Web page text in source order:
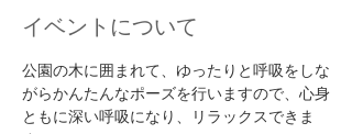
イベントについて
公園の木に囲まれて、ゆったりと呼吸をしな
がらかんたんなポーズを行いますので、心身
ともに深い呼吸になり、リラックスできま